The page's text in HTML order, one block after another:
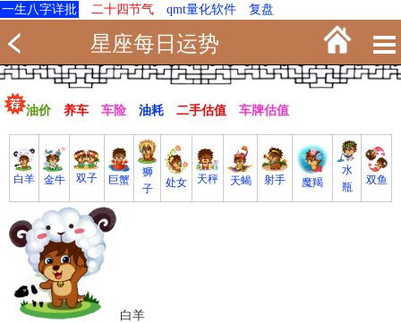
一生八字详批 二十四节气 qmt量化软件 复盘
星座每日运势
油价 养车 车险 油耗 二手估值 车牌估值
白羊 金牛 双子 巨蟹
狮
子
处女 天秤 天蝎 射手 魔羯
水
瓶
双鱼
白羊